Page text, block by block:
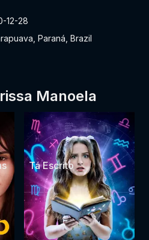
12-28
Paraná, Brazil
Manoela
Tá Escrito